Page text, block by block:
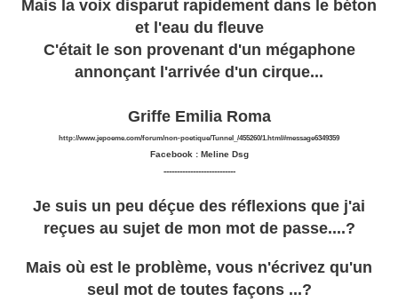
Mais la voix disparut rapidement dans le béton
et l'eau du fleuve
C'était le son provenant d'un mégaphone
annonçant l'arrivée d'un cirque...
Griffe Emilia Roma
http://www.jepoeme.com/forum/non-poetique/Tunnel_/455260/1.html#message6349359
Facebook : Meline Dsg
---------------------------
Je suis un peu déçue des réflexions que j'ai
reçues au sujet de mon mot de passe....?
Mais où est le problème, vous n'écrivez qu'un
seul mot de toutes façons ...?